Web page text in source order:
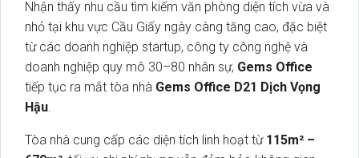
Nhận thấy nhu cầu tìm kiếm văn phòng diện tích vừa và
nhỏ tại khu vực Cầu Giấy ngày càng tăng cao, đặc biệt
từ các doanh nghiệp startup, công ty công nghệ và
doanh nghiệp quy mô 30–80 nhân sự, Gems Office
tiếp tục ra mắt tòa nhà Gems Office D21 Dịch Vọng
Hậu.
Tòa nhà cung cấp các diện tích linh hoạt từ 115m² –